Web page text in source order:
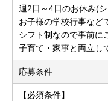
週2日～4日のお休み(
お子様の学校行事など
シフト制なので事前に
子育て・家事と両立し
応募条件
【必須条件】